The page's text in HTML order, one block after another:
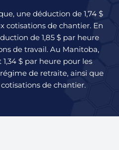
une déduction de 1,74 $
cotisations de chantier. En
de 1,85 $ par heure
de travail. Au Manitoba,
$ par heure pour les
de retraite, ainsi que
de chantier.